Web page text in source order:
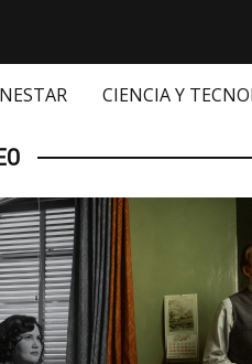
CIENCIA Y